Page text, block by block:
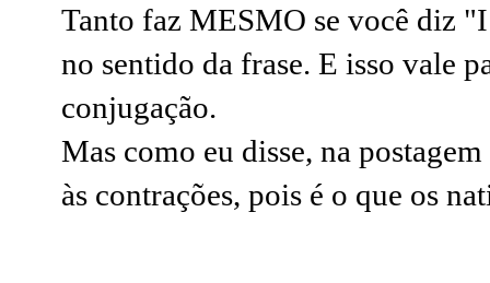
Tanto faz MESMO se você diz
no sentido da frase. E isso vale
conjugação.
Mas como eu disse, na postagem
às contrações, pois é o que os